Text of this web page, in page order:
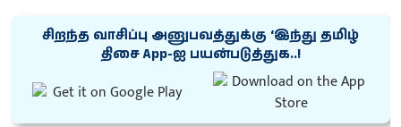
சிறந்த வாசிப்பு அனுபவத்துக்கு ‘இந்து தமிழ்
திசை App-ஐ பயன்படுத்துக..!